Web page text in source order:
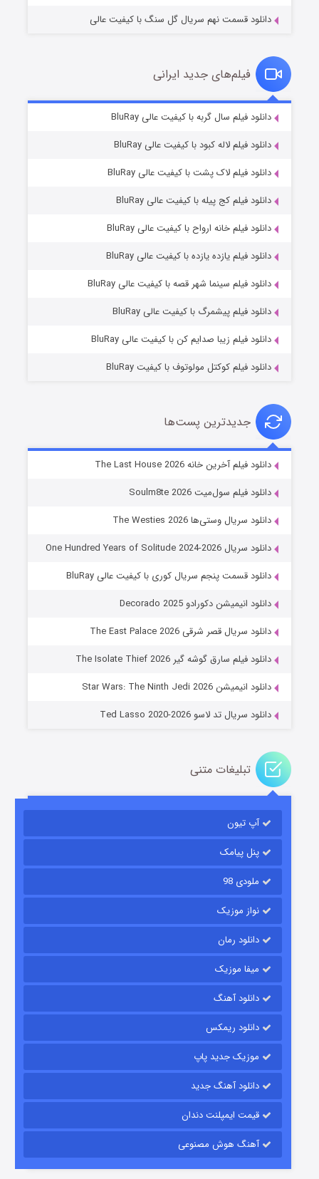
قسمت۲ (زیرنویس) منتشر شد
شوگر فصل ۲
خاندان اژدها فصل ۳
قسمت۶ (زیرنویس) منتشر شد
قسمت
دانلود قسمت نهم سریال گل سنگ با کیفیت عالی
فیلم‌های جدید ایرانی
دانلود فیلم سال گربه با کیفیت عالی BluRay
دانلود فیلم لاله کبود با کیفیت عالی BluRay
دانلود فیلم لاک پشت با کیفیت عالی BluRay
دانلود فیلم کج‌ پیله با کیفیت عالی BluRay
دانلود فیلم خانه ارواح با کیفیت عالی BluRay
دانلود فیلم یازده یازده با کیفیت عالی BluRay
دانلود فیلم سینما شهر قصه با کیفیت عالی BluRay
دانلود فیلم پیشمرگ با کیفیت عالی BluRay
دانلود فیلم زیبا صدایم کن با کیفیت عالی BluRay
دانلود فیلم کوکتل مولوتوف با کیفیت BluRay
جدیدترین پست‌ها
دانلود فیلم آخرین خانه The Last House 2026
دانلود فیلم سول‌میت Soulm8te 2026
دانلود سریال وستی‌ها The Westies 2026
دانلود سریال One Hundred Years of Solitude 2024-2026
دانلود قسمت پنجم سریال کوری با کیفیت عالی BluRay
دانلود انیمیشن دکورادو Decorado 2025
دانلود سریال قصر شرقی The East Palace 2026
دانلود فیلم سارق گوشه گیر The Isolate Thief 2026
دانلود انیمیشن Star Wars: The Ninth Jedi 2026
دانلود سریال تد لاسو Ted Lasso 2020-2026
تبلیغات متنی
آپ تیون
پنل پیامک
ملودی 98
نواز موزیک
دانلود رمان
میفا موزیک
دانلود آهنگ
دانلود ریمکس
موزیک جدید پاپ
دانلود آهنگ جدید
قیمت ایمپلنت دندان
آهنگ هوش مصنوعی